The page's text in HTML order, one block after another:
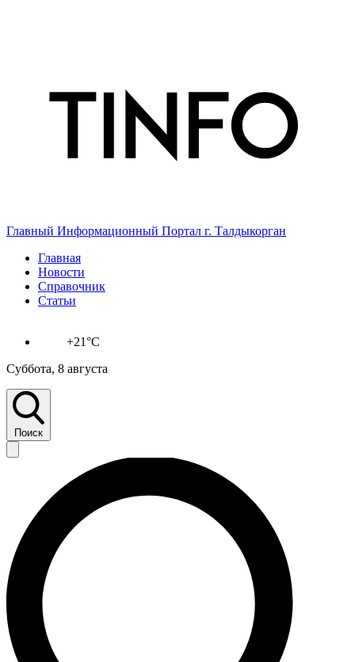
Главный Информационный Портал г. Талдыкорган
Главная
Новости
Справочник
Статьи
+21°C
Суббота, 8 августа
Поиск